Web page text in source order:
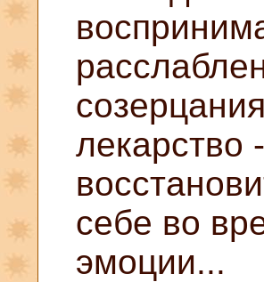
лекарство
себе во
эмоции...